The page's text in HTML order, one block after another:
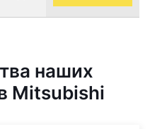
наших
Mitsubishi